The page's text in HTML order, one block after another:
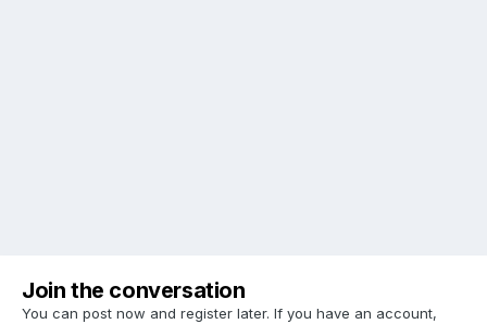
Join the conversation
You can post now and register later. If you have an account,